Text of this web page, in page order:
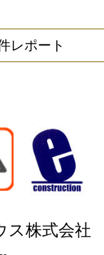
レポート
ス株式会社